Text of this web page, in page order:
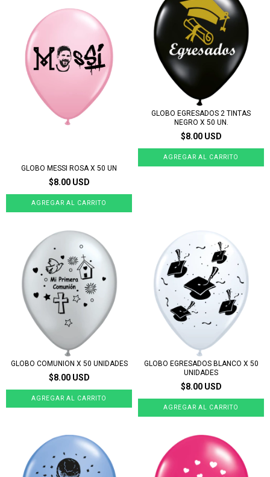
GLOBO MESSI ROSA X 50 UN
$8.00 USD
GLOBO EGRESADOS 2 TINTAS
NEGRO X 50 UN.
$8.00 USD
GLOBO COMUNION X 50 UNIDADES
$8.00 USD
GLOBO EGRESADOS BLANCO X 50
UNIDADES
$8.00 USD